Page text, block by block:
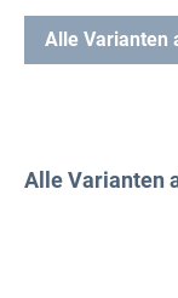
Alle Varianten
Alle Varianten